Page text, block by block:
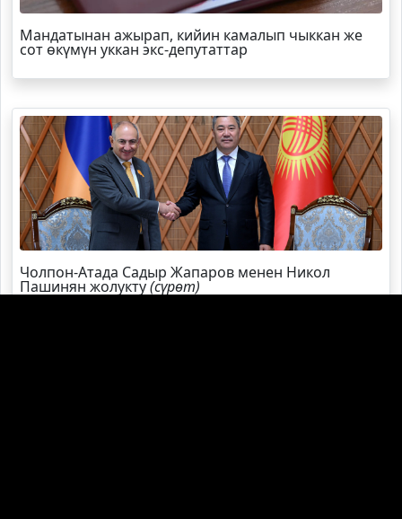
Мандатынан ажырап, кийин камалып чыккан же
сот өкүмүн уккан экс-депутаттар
Чолпон-Атада Садыр Жапаров менен Никол
Пашинян жолукту(сүрөт)